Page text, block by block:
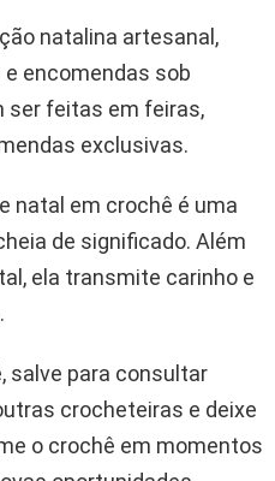
natalina artesanal,
encomendas sob
ser feitas em feiras,
exclusivas.
natal em crochê é uma
de significado. Além
ela transmite carinho e
salve para consultar
crocheteiras e deixe
o crochê em momentos